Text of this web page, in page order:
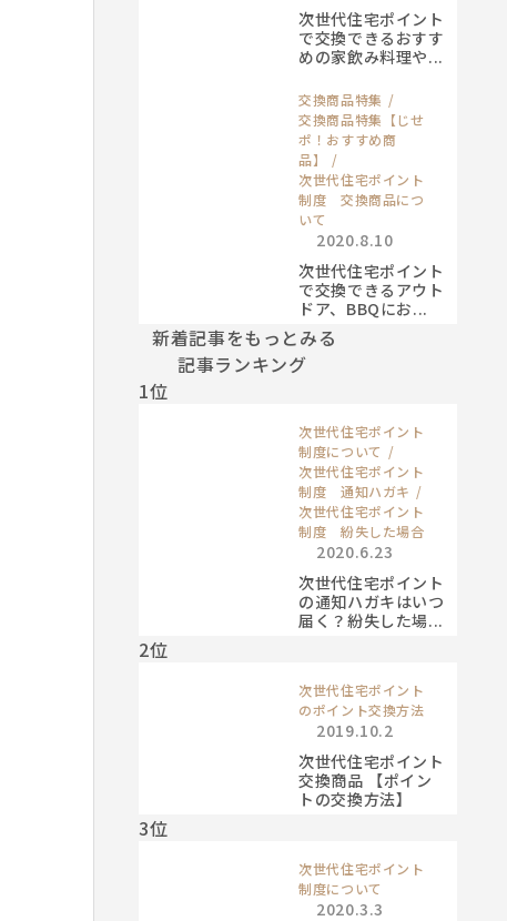
次世代住宅ポイント
で交換できるおすす
めの家飲み料理や...
交換商品特集
交換商品特集【じせ
ポ！おすすめ商
品】
次世代住宅ポイント
制度 交換商品につ
いて
2020.8.10
次世代住宅ポイント
で交換できるアウト
ドア、BBQにお...
新着記事をもっとみる
記事ランキング
1位
次世代住宅ポイント
制度について
次世代住宅ポイント
制度 通知ハガキ
次世代住宅ポイント
制度 紛失した場合
2020.6.23
次世代住宅ポイント
の通知ハガキはいつ
届く？紛失した場...
2位
次世代住宅ポイント
のポイント交換方法
2019.10.2
次世代住宅ポイント
交換商品 【ポイン
トの交換方法】
3位
次世代住宅ポイント
制度について
2020.3.3